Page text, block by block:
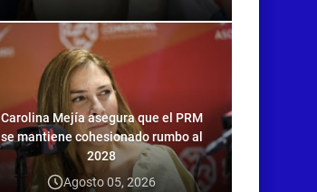
Carolina Mejía asegura que el PRM
se mantiene cohesionado rumbo al
2028
Agosto 05, 2026